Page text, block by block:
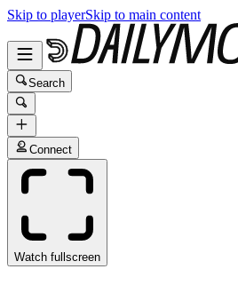
Skip to playerSkip to main content
Search
Connect
Watch fullscreen